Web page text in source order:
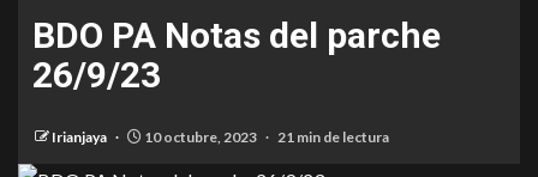
BDO PA Notas del parche
26/9/23
Irianjaya 10 octubre, 2023 21 min de lectura